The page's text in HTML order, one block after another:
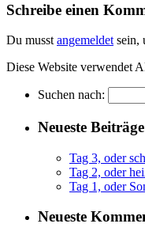
Schreibe einen
Du musst angemeldet sein,
Diese Website verwendet
Suchen nach:
Neueste Beiträge
Tag 3, oder
Tag 2, oder
Tag 1, oder
Neueste